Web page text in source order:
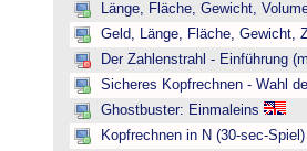
Länge, Fläche, Gewicht,
Geld, Länge, Fläche, Gewicht,
Der Zahlenstrahl - Einführung
Sicheres Kopfrechnen - Wahl
Ghostbuster: Einmaleins
Kopfrechnen in N (30-sec-Spiel)